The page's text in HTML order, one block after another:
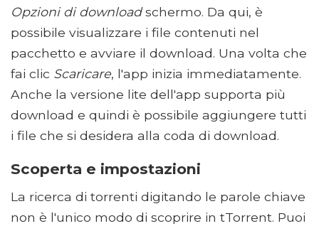
Opzioni di downloadschermo. Da qui, è
possibile visualizzare i file contenuti nel
pacchetto e avviare il download. Una volta che
fai clic Scaricare, l'app inizia immediatamente.
Anche la versione lite dell'app supporta più
download e quindi è possibile aggiungere tutti
i file che si desidera alla coda di download.
Scoperta e impostazioni
La ricerca di torrenti digitando le parole chiave
non è l'unico modo di scoprire in tTorrent. Puoi